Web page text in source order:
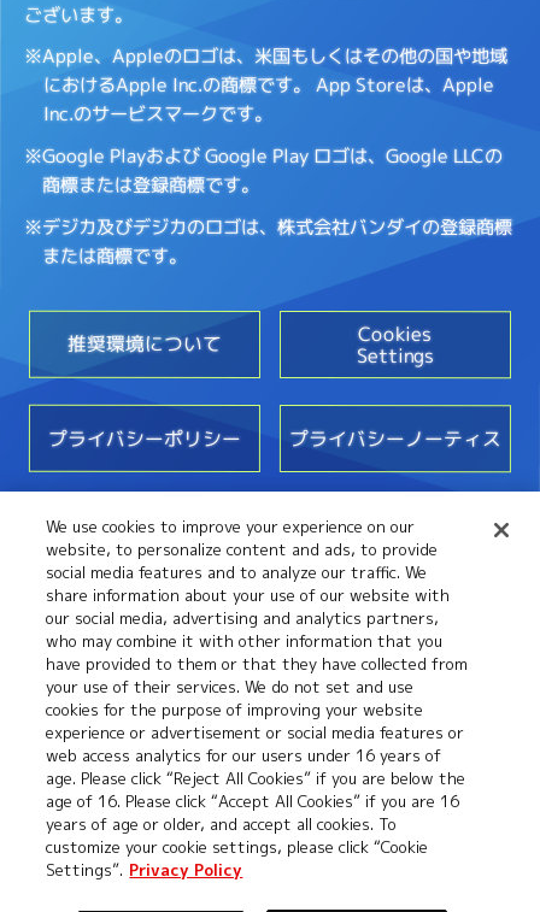
ございます。
※Apple、Appleのロゴは、米国もしくはその他の国や地域
におけるApple Inc.の商標です。 App Storeは、Apple
Inc.のサービスマークです。
※Google Playおよび Google Play ロゴは、Google LLCの
商標または登録商標です。
※デジカ及びデジカのロゴは、株式会社バンダイの登録商標
または商標です。
推奨環境について Cookies
Settings
プライバシーポリシー プライバシーノーティス
お問い合わせ
©本郷あきよし・フジテレビ・東映アニメーション
We use cookies to improve your experience on our
website, to personalize content and ads, to provide
social media features and to analyze our traffic. We
share information about your use of our website with
our social media, advertising and analytics partners,
who may combine it with other information that you
have provided to them or that they have collected from
your use of their services. We do not set and use
cookies for the purpose of improving your website
experience or advertisement or social media features or
web access analytics for our users under 16 years of
age. Please click “Reject All Cookies” if you are below the
age of 16. Please click “Accept All Cookies” if you are 16
years of age or older, and accept all cookies. To
customize your cookie settings, please click “Cookie
Settings”. Privacy Policy